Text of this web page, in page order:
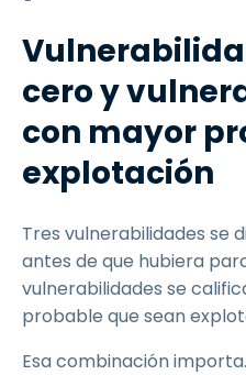
cero y
con mayor
explotación
Tres vulnerabilidades se
antes de que hubiera
vulnerabilidades se
probable que sean
Esa combinación